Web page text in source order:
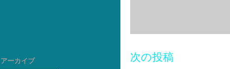
次の投稿
アーカイブ